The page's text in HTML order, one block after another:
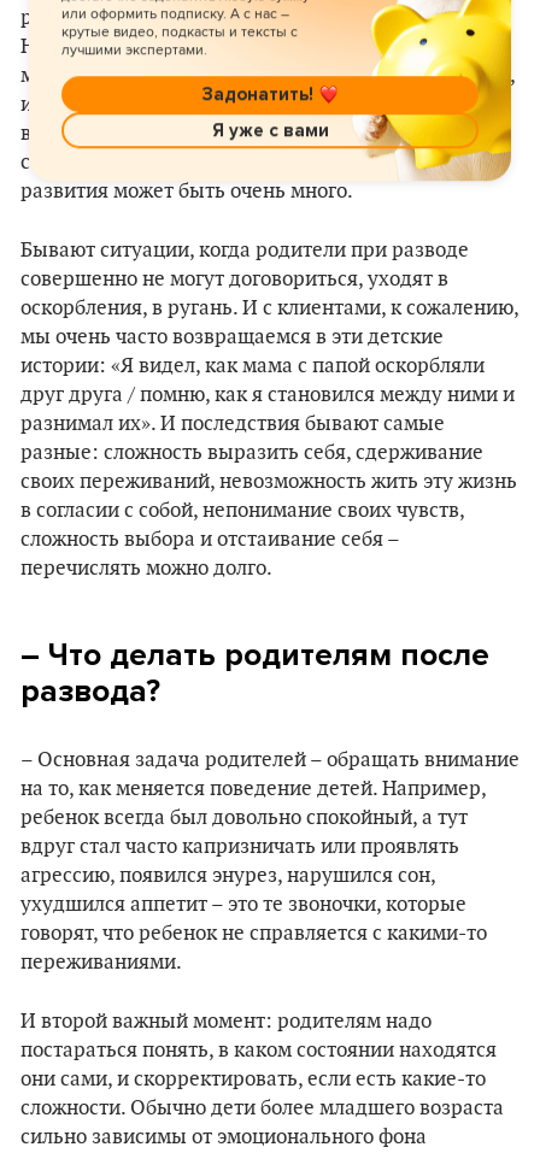
ребенок проживает период после развода.
Например, девочка может сохранить обиду на
мужчин из-за того, что папа когда-то бросил семью,
и ей будет сложно доверять партнерам. Или она
видит, как папа оскорбляет маму, и решает для
себя, что никогда не выйдет замуж. Сценариев
развития может быть очень много.
Бывают ситуации, когда родители при разводе
совершенно не могут договориться, уходят в
оскорбления, в ругань. И с клиентами, к сожалению,
мы очень часто возвращаемся в эти детские
истории: «Я видел, как мама с папой оскорбляли
друг друга / помню, как я становился между ними и
разнимал их». И последствия бывают самые
разные: сложность выразить себя, сдерживание
своих переживаний, невозможность жить эту жизнь
в согласии с собой, непонимание своих чувств,
сложность выбора и отстаивание себя –
перечислять можно долго.
– Что делать родителям после
развода?
– Основная задача родителей – обращать внимание
на то, как меняется поведение детей. Например,
ребенок всегда был довольно спокойный, а тут
вдруг стал часто капризничать или проявлять
агрессию, появился энурез, нарушился сон,
ухудшился аппетит – это те звоночки, которые
говорят, что ребенок не справляется с какими-то
переживаниями.
И второй важный момент: родителям надо
постараться понять, в каком состоянии находятся
они сами, и скорректировать, если есть какие-то
сложности. Обычно дети более младшего возраста
сильно зависимы от эмоционального фона
или оформить подписку. А с нас –
крутые видео, подкасты и тексты с
лучшими экспертами.
Задонатить!
Я уже с вами